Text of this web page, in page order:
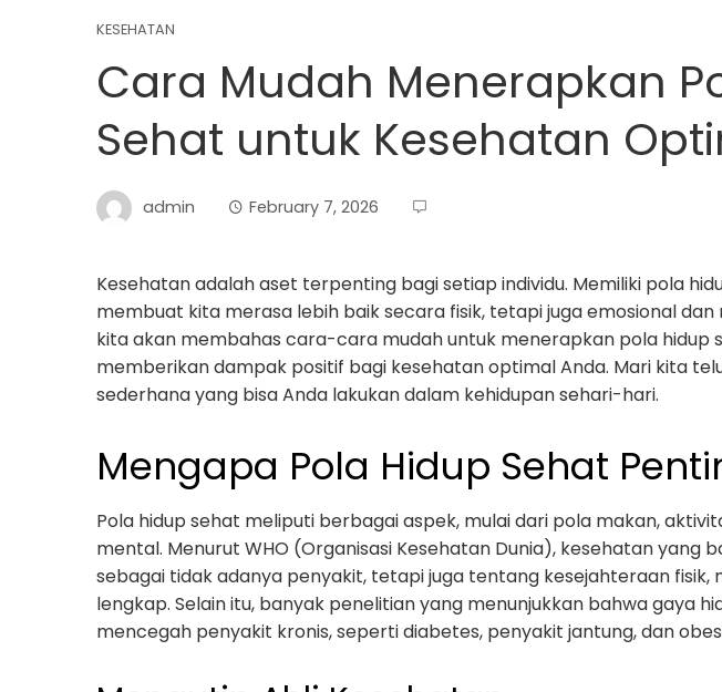
KESEHATAN
Cara Mudah Menerapkan
Sehat untuk Kesehatan
admin February 7, 2026
Kesehatan adalah aset terpenting bagi setiap individu. Memiliki pola
membuat kita merasa lebih baik secara fisik, tetapi juga emosional dan
kita akan membahas cara-cara mudah untuk menerapkan pola hidup
memberikan dampak positif bagi kesehatan optimal Anda. Mari kita
sederhana yang bisa Anda lakukan dalam kehidupan sehari-hari.
Mengapa Pola Hidup Sehat
Pola hidup sehat meliputi berbagai aspek, mulai dari pola makan,
mental. Menurut WHO (Organisasi Kesehatan Dunia), kesehatan yang
sebagai tidak adanya penyakit, tetapi juga tentang kesejahteraan fisik,
lengkap. Selain itu, banyak penelitian yang menunjukkan bahwa gaya
mencegah penyakit kronis, seperti diabetes, penyakit jantung, dan